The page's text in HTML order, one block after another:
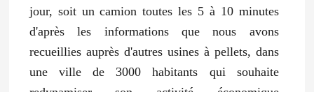
jour, soit un camion toutes les 5 à 10 minutes
d'après les informations que nous avons
recueillies auprès d'autres usines à pellets, dans
une ville de 3000 habitants qui souhaite